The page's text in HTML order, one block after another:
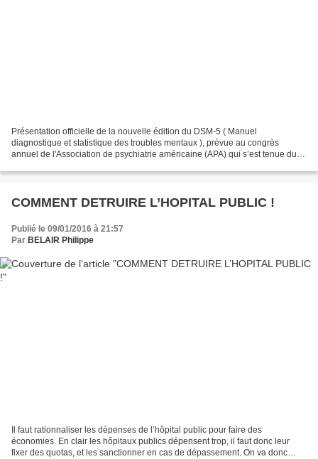
Présentation officielle de la nouvelle édition du DSM-5 ( Manuel
diagnostique et statistique des troubles mentaux ), prévue au congrès
annuel de l'Association de psychiatrie américaine (APA) qui s’est tenue du
COMMENT DETRUIRE L’HOPITAL PUBLIC !
Publié le 09/01/2016 à 21:57
Par BELAIR Philippe
Il faut rationnaliser les dépenses de l’hôpital public pour faire des
économies. En clair les hôpitaux publics dépensent trop, il faut donc leur
fixer des quotas, et les sanctionner en cas de dépassement. On va donc